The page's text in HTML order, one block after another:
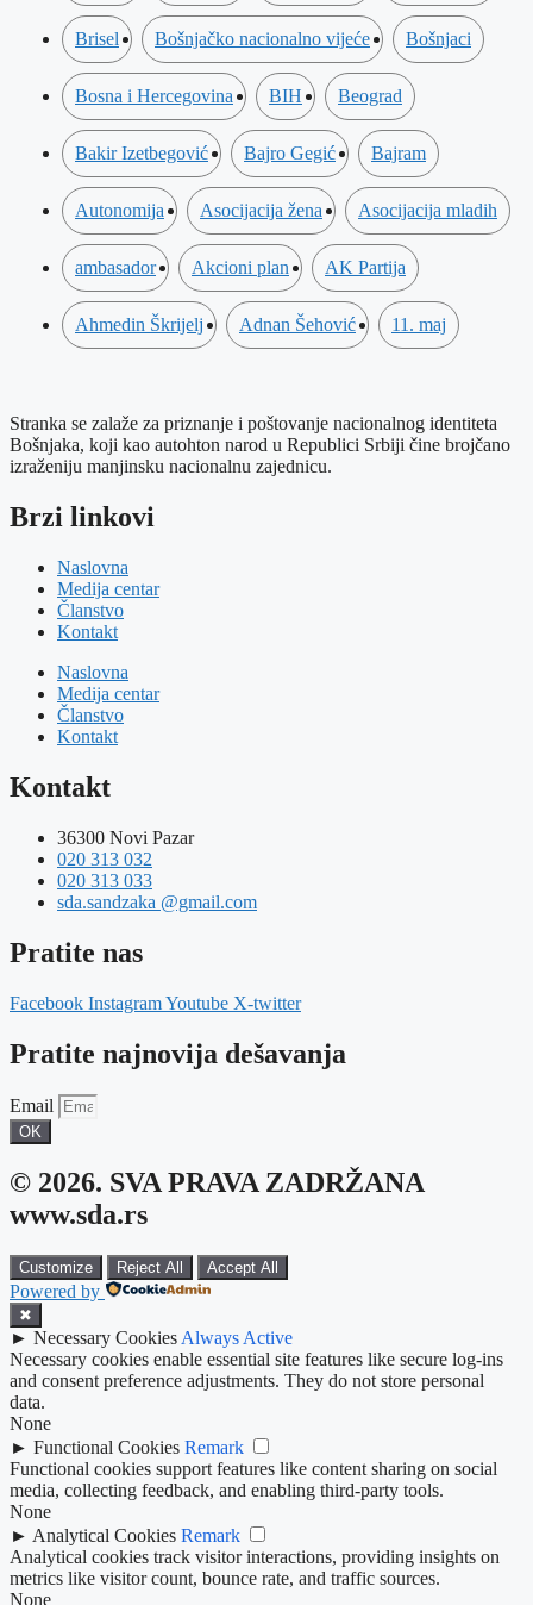
Brisel Bošnjačko nacionalno vijeće Bošnjaci
Bosna i Hercegovina BIH Beograd
Bakir Izetbegović Bajro Gegić Bajram
Autonomija Asocijacija žena Asocijacija mladih
ambasador Akcioni plan AK Partija
Ahmedin Škrijelj Adnan Šehović 11. maj
Stranka se zalaže za priznanje i poštovanje nacionalnog identiteta
Bošnjaka, koji kao autohton narod u Republici Srbiji čine brojčano
izraženiju manjinsku nacionalnu zajednicu.
Brzi linkovi
Naslovna
Medija centar
Članstvo
Kontakt
Naslovna
Medija centar
Članstvo
Kontakt
Kontakt
36300 Novi Pazar
020 313 032
020 313 033
sda.sandzaka @gmail.com
Pratite nas
Facebook InstagramYoutube X-twitter
Pratite najnovija dešavanja
Email
OK
© 2026. SVA PRAVA ZADRŽANA
www.sda.rs
Customize Reject All Accept All
Powered by
✖
► Necessary Cookies Always Active
Necessary cookies enable essential site features like secure log-ins
and consent preference adjustments. They do not store personal
data.
None
► Functional Cookies Remark
Functional cookies support features like content sharing on social
media, collecting feedback, and enabling third-party tools.
None
► Analytical Cookies Remark
Analytical cookies track visitor interactions, providing insights on
metrics like visitor count, bounce rate, and traffic sources.
None